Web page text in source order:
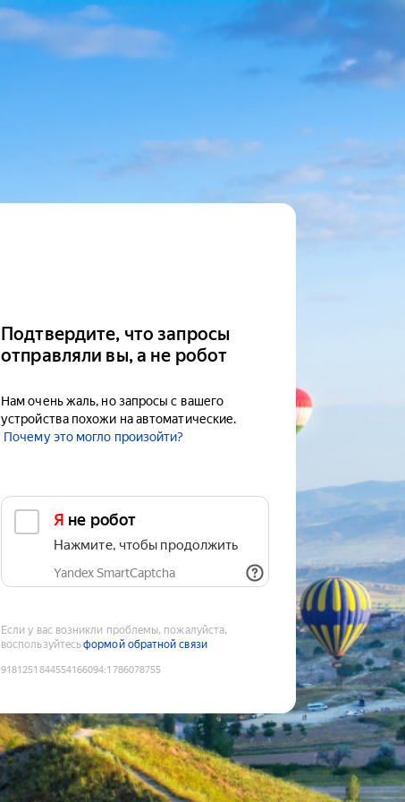
Подтвердите, что запросы
отправляли вы, а не робот
Нам очень жаль, но запросы с вашего
устройства похожи на автоматические.
Почему это могло произойти?
Я не робот
Нажмите, чтобы продолжить
Yandex SmartCaptcha
Если у вас возникли проблемы, пожалуйста,
воспользуйтесьформой обратной связи
9181251844554166094:1786078755